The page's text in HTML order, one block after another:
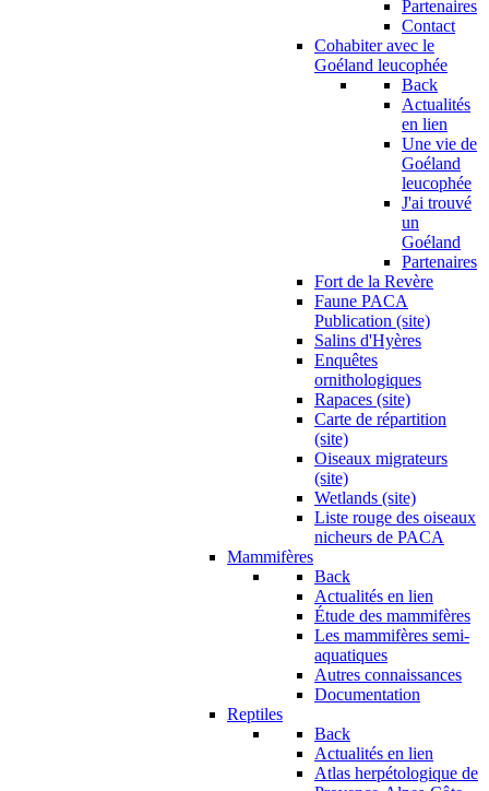
Partenaires
Contact
Cohabiter avec le
Goéland leucophée
Back
Actualités
en lien
Une vie de
Goéland
leucophée
J'ai trouvé
un
Goéland
Partenaires
Fort de la Revère
Faune PACA
Publication (site)
Salins d'Hyères
Enquêtes
ornithologiques
Rapaces (site)
Carte de répartition
(site)
Oiseaux migrateurs
(site)
Wetlands (site)
Liste rouge des oiseaux
nicheurs de PACA
Mammifères
Back
Actualités en lien
Étude des mammifères
Les mammifères semi-
aquatiques
Autres connaissances
Documentation
Reptiles
Back
Actualités en lien
Atlas herpétologique de